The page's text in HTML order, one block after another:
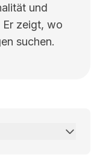
und
Er zeigt, wo
suchen.